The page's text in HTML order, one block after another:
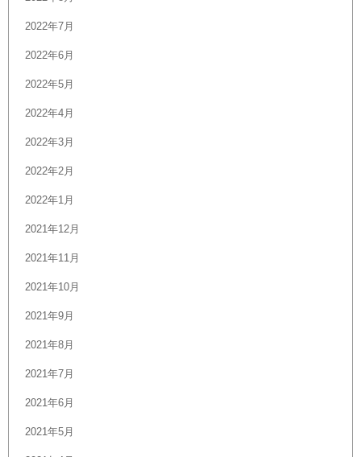
2022年7月
2022年6月
2022年5月
2022年4月
2022年3月
2022年2月
2022年1月
2021年12月
2021年11月
2021年10月
2021年9月
2021年8月
2021年7月
2021年6月
2021年5月